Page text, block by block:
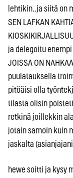
lehtikin..ja siitä on
SEN LAFKAN
ja delegoitu enempi
JOISSA ON
puulatauksella
pitöäisi olla
tilasta olisin
retkinä joillekkin
jotain samoin kuin
jaskalta
hewe soitti ja kysy